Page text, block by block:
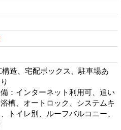
構造、宅配ボックス、駐車場あ
：インターネット利用可、追い
槽、オートロック、システムキ
トイレ別、ルーフバルコニー、